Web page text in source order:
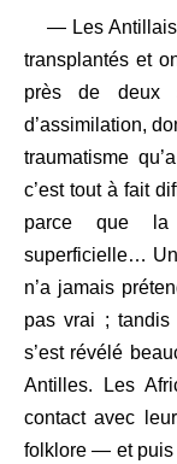
— Les Antillais
transplantés et
près de deux
d’assimilation,
traumatisme
c’est tout à fait
parce que la
superficielle… Un
n’a jamais
pas vrai ;
s’est révélé
Antilles. Les
contact avec
folklore — et puis